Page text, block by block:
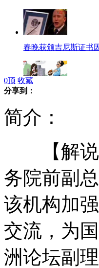
春晚获颁吉尼斯证书
实拍：家猫家狗大战
七旬老人背吉他扫墓
买烟是假抢烟是真监
0顶 收藏
分享到：
简介：
【解说
务院前副
该机构加
交流，为
洲论坛副